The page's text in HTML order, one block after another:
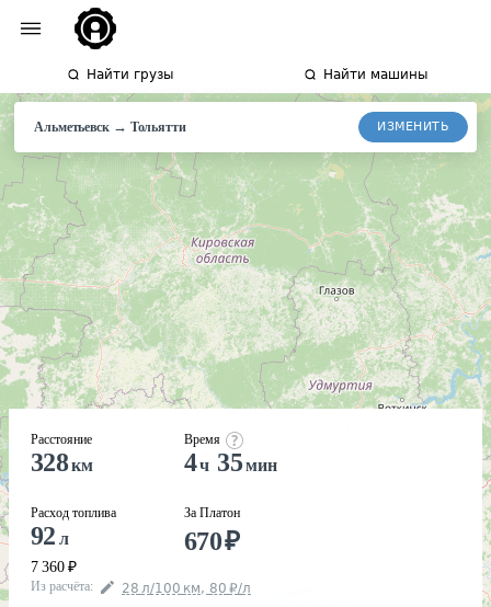
Найти грузы Найти машины
Альметьевск→ Тольятти ИЗМЕНИТЬ
Расстояние
328км
Расход топлива
92 л
7 360 ₽
Время
4ч 35мин
За Платон
670₽
Из расчёта: 28 л/100 км, 80 ₽/л